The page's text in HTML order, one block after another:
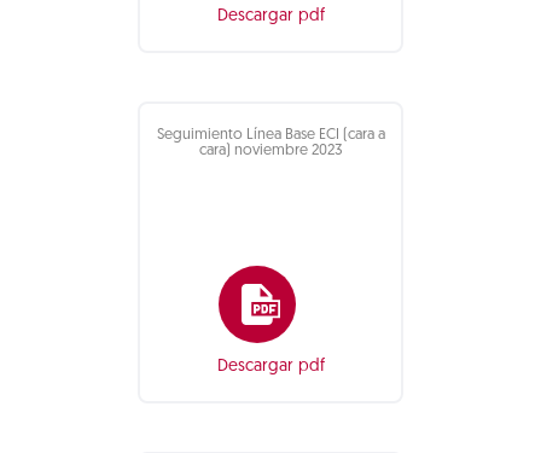
Descargar pdf
Seguimiento Línea Base ECI (cara a
cara) noviembre 2023
Descargar pdf